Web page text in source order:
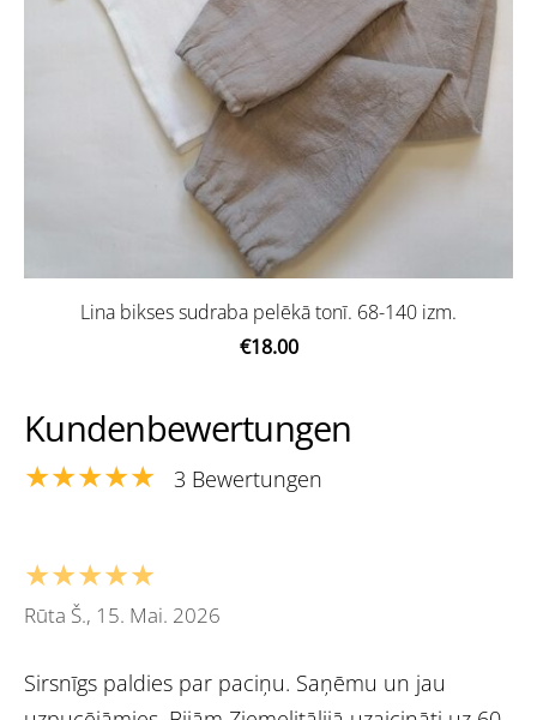
Lina bikses sudraba pelēkā tonī. 68-140 izm.
€18.00
Kundenbewertungen
★★★★★ 3 Bewertungen
★★★★★
Rūta Š., 15. Mai. 2026
Sirsnīgs paldies par paciņu. Saņēmu un jau